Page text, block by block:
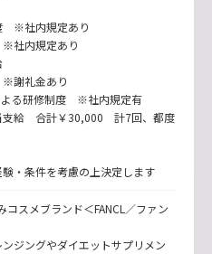
※社内規定あり
社内規定あり
謝礼金あり
よる研修制度 ※社内規定有
支給 合計￥30,000 計7回、都度
・条件を考慮の上決定します
コスメブランド＜FANCL／ファン
ジングやダイエットサプリメン